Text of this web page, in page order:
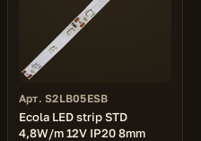
Арт. S2LB05ESB
Ecola LED strip STD
4,8W/m 12V IP20 8mm